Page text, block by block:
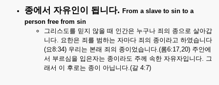
종에서 자유인이 됩니다. From a slave to sin to a
person free from sin
그리스도를 믿지 않을 때 인간은 누구나 죄의 종으로 살아갑
니다. 요한은 죄를 범하는 자마다 죄의 종이라고 하였습니다
(요8:34) 우리는 본래 죄의 종이었습니다.(롬6:17,20) 주안에
서 부르심을 입은자는 종이라도 주께 속한 자유자입니다. 그
래서 이 후로는 종이 아닙니다.(갈 4:7)